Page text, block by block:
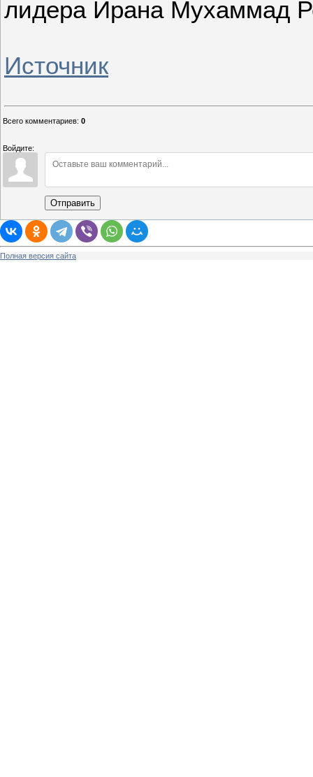
лидера Ирана Мухаммад
Источник
Всего комментариев: 0
Войдите:
Отправить
Полная версия сайта